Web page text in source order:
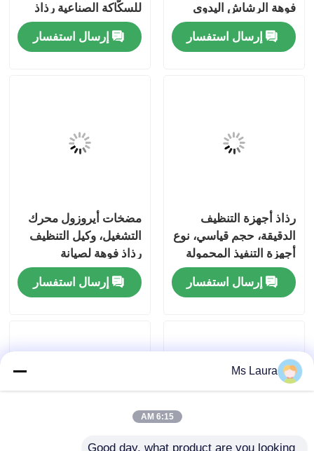
مسكن
أشرطة فيديو
جولة في المعمل
مراقبة الجودة
أخبار
صمام غاز البوتان
فوهة الرشاش اليدوي
لمنتجات التنظيف المنزلية
حلول العناية بالحديقة
إرسال استفسار
للسكّاكة الصناعية رذاذ
السائل
إرسال استفسار
رذاذ أجهزة التنظيف
الدقيقة، حجم قياسي، نوع
أجهزة التنفيذ المحمولة
للاستخدام في التشحيم
والتطهيرإرسال استفسار
مضخات أيروزول محرك
التشغيل، وكيل التنظيف
رذاذ فوهة لصيانة
الميكانيكية الصناعية
إرسال استفسار
Ms Laura
6:15 AM
Good day, what product are you looking